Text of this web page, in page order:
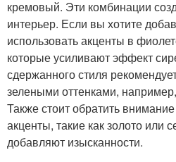
кремовый. Эти комбинации
интерьер. Если вы хотите
использовать акценты в
которые усиливают эффект
сдержанного стиля
зелеными оттенками,
Также стоит обратить
акценты, такие как золото или
добавляют изысканности.